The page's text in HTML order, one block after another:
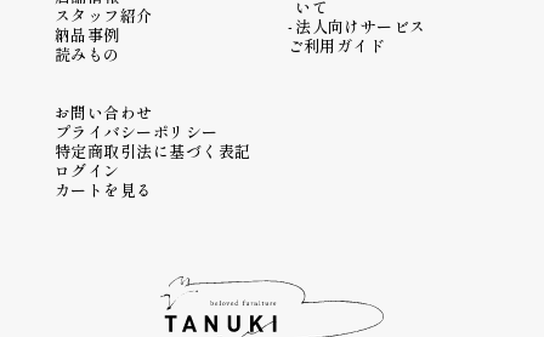
スタッフ紹介
納品事例
読みもの
いて
法人向けサービス
ご利用ガイド
お問い合わせ
プライバシーポリシー
特定商取引法に基づく表記
ログイン
カートを見る